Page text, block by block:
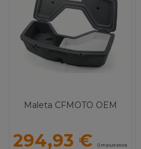
Maleta CFMOTO OEM
294,93 € (impuestos